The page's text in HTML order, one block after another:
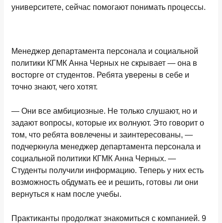
университете, сейчас помогают понимать процессы.
Менеджер департамента персонала и социальной
политики КГМК Анна Черных не скрывает — она в
восторге от студентов. Ребята уверены в себе и
точно знают, чего хотят.
— Они все амбициозные. Не только слушают, но и
задают вопросы, которые их волнуют. Это говорит о
том, что ребята вовлечены и заинтересованы, —
подчеркнула менеджер департамента персонала и
социальной политики КГМК Анна Черных. —
Студенты получили информацию. Теперь у них есть
возможность обдумать ее и решить, готовы ли они
вернуться к нам после учебы.
Практиканты продолжат знакомиться с компанией. 9